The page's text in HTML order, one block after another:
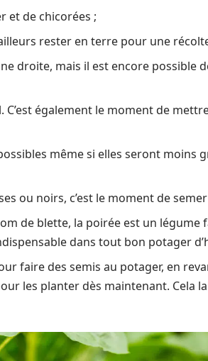
et de chicorées ;
rester en terre pour une
droite, mais il est encore possible
également le moment de
même si elles seront moins
ou noirs, c’est le moment de
de blette, la poirée est un légume
dans tout bon potager
faire des semis au potager, en
les planter dès maintenant. Cela